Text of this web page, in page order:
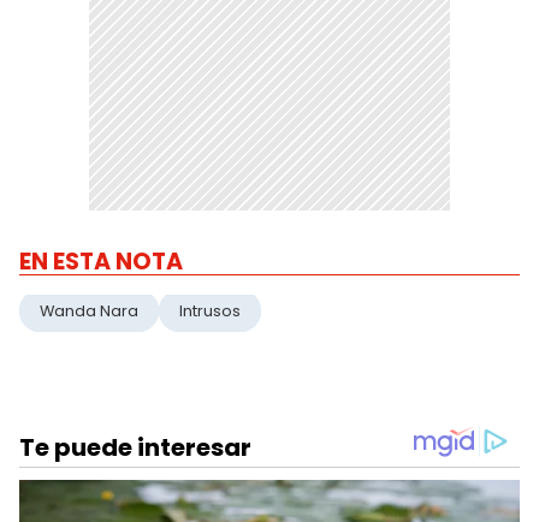
EN ESTA NOTA
Wanda Nara Intrusos